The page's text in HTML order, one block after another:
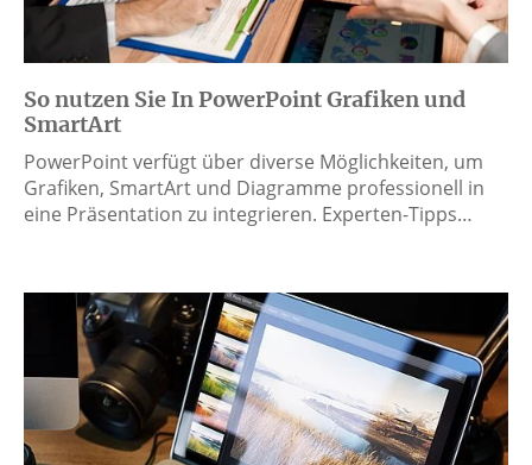
So nutzen Sie In PowerPoint Grafiken und
SmartArt
PowerPoint verfügt über diverse Möglichkeiten, um
Grafiken, SmartArt und Diagramme professionell in
eine Präsentation zu integrieren. Experten-Tipps…